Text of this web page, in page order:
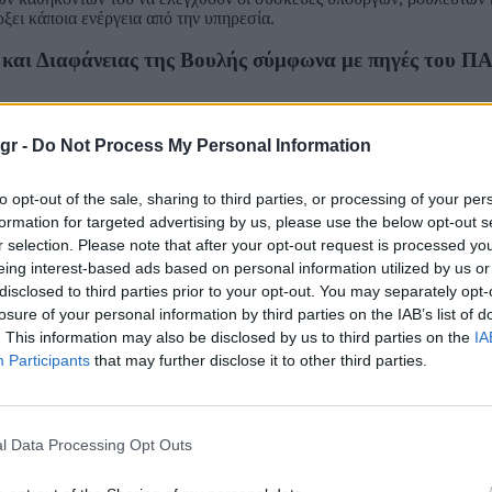
- Do Not Process My Personal Information
opt-out of the sale, sharing to third parties, or processing of your
for targeted advertising by us, please use the below opt-out
selection. Please note that after your opt-out request is processed
interest-based ads based on personal information utilized by us
to third parties prior to your opt-out. You may separately
of your personal information by third parties on the IAB’s list of
This information may also be disclosed by us to third parties on the
Participants that may further disclose it to other third parties.
Data Processing Opt Outs
κάποια ενέργεια από την υπηρεσία.
Διαφάνειας της Βουλής σύμφωνα με πηγές του
παρευρίσκεστε στην επιτροπή, σε αντίθεση με τον Εισαγγελέα
των εξουσιών.
λειτουργό, ο οποίος έχει υποχρέωση όχι μόνον να
της Βουλής και των εκπροσώπων του λαού, στο όνομα του
δηλώσει αποχή από την υπόθεση των παράνομων
της Βουλής των Ελλήνων.
ως στόχο παρακολούθησης – η άρνησή σας να
2024.
επικοινωνιών χορηγείται βάσει αιτιολογημένου και
τα παρακολουθούμενα πρόσωπα μπορούν να έχουν πρόσβαση όχι
ώστε να είναι σε θέση να κατανοήσουν τους λόγους που